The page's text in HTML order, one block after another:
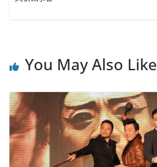
You May Also Like